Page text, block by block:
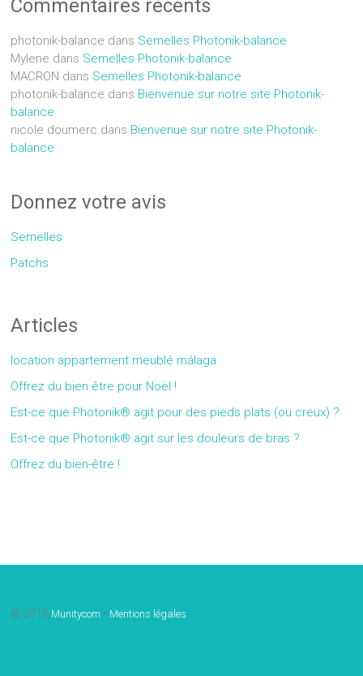
Commentaires récents
photonik-balance dans Semelles Photonik-balance
Mylene dans Semelles Photonik-balance
MACRON dans Semelles Photonik-balance
photonik-balance dans Bienvenue sur notre site Photonik-
balance
nicole doumerc dans Bienvenue sur notre site Photonik-
balance
Donnez votre avis
Semelles
Patchs
Articles
location appartement meublé málaga
Offrez du bien être pour Noël !
Est-ce que Photonik® agit pour des pieds plats (ou creux) ?
Est-ce que Photonik® agit sur les douleurs de bras ?
Offrez du bien-être !
© 2018 Munitycom • Mentions légales